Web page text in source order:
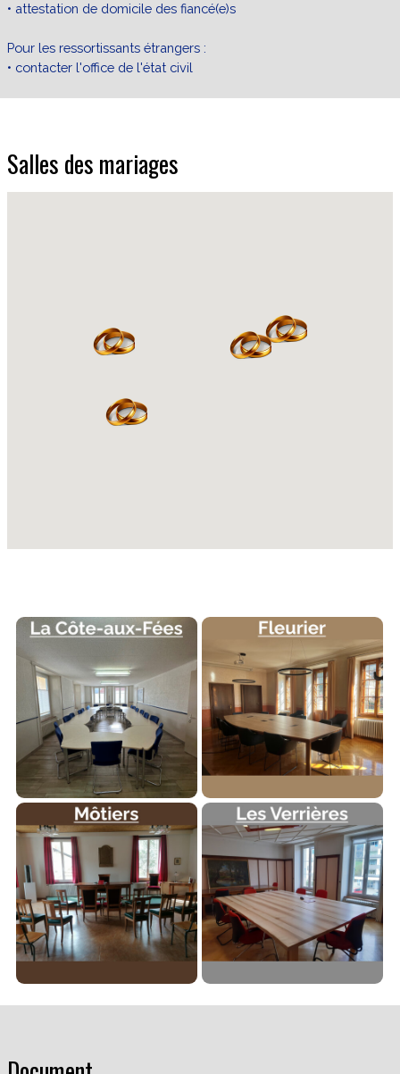
• attestation de domicile des fiancé(e)s
Pour les ressortissants étrangers :
• contacter l'office de l'état civil
Salles des mariages